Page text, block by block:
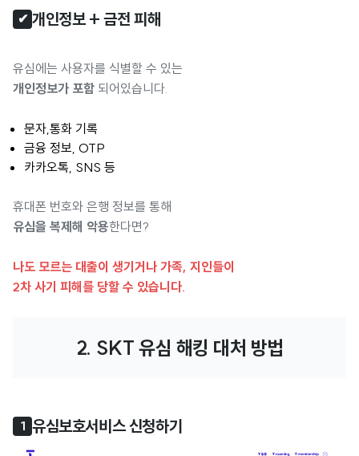
✔ 개인정보 + 금전 피해
유심에는 사용자를 식별할 수 있는
개인정보가 포함 되어있습니다.
문자,통화 기록
금융 정보, OTP
카카오톡, SNS 등
휴대폰 번호와 은행 정보를 통해
유심을 복제해 악용한다면?
나도 모르는 대출이 생기거나 가족, 지인들이
2차 사기 피해를 당할 수 있습니다.
2. SKT 유심 해킹 대처 방법
1 유심보호서비스 신청하기